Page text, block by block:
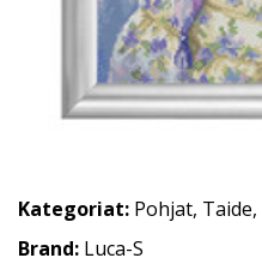
Kategoriat: Pohjat, Taide,
Brand: Luca-S